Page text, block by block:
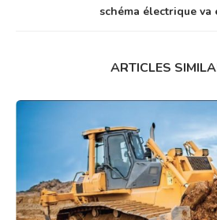
schéma électrique va
ARTICLES